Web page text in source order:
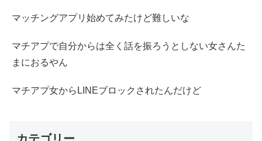
マッチングアプリ始めてみたけど難しいな
マチアプで自分からは全く話を振ろうとしない女さんた
まにおるやん
マチアプ女からLINEブロックされたんだけど